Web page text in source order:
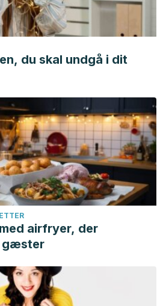
du skal undgå i dit
airfryer, der
gæster